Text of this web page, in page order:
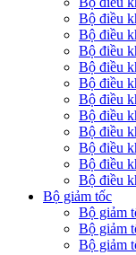
Bộ điều
Bộ điều
Bộ điều
Bộ điều
Bộ điều
Bộ điều
Bộ điều
Bộ điều
Bộ điều
Bộ điều
Bộ điều
Bộ giảm tốc
Bộ giảm
Bộ giảm
Bộ giảm